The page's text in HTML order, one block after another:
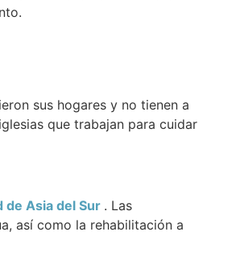
sus hogares y no tienen a
que trabajan para cuidar
de Asia del Sur . Las
así como la rehabilitación a